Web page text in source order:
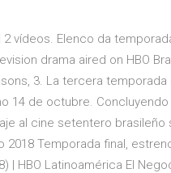
vídeos. Elenco da
drama aired on HBO
3. La tercera temporada
14 de octubre. Concluyendo
al cine setentero brasileño
Temporada final,
| HBO Latinoamérica El